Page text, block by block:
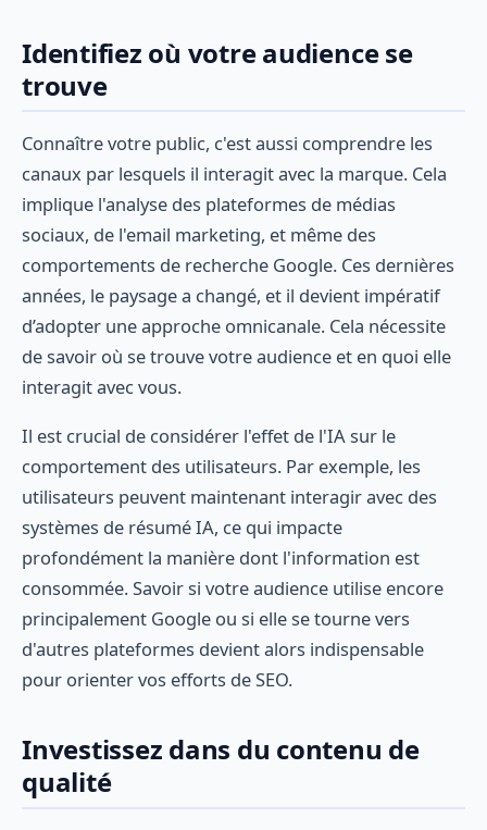
Identifiez où votre audience se
trouve
Connaître votre public, c'est aussi comprendre les
canaux par lesquels il interagit avec la marque. Cela
implique l'analyse des plateformes de médias
sociaux, de l'email marketing, et même des
comportements de recherche Google. Ces dernières
années, le paysage a changé, et il devient impératif
d’adopter une approche omnicanale. Cela nécessite
de savoir où se trouve votre audience et en quoi elle
interagit avec vous.
Il est crucial de considérer l'effet de l'IA sur le
comportement des utilisateurs. Par exemple, les
utilisateurs peuvent maintenant interagir avec des
systèmes de résumé IA, ce qui impacte
profondément la manière dont l'information est
consommée. Savoir si votre audience utilise encore
principalement Google ou si elle se tourne vers
d'autres plateformes devient alors indispensable
pour orienter vos efforts de SEO.
Investissez dans du contenu de
qualité